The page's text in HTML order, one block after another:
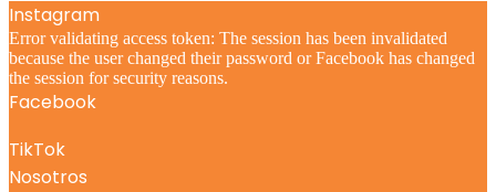
Instagram
Error validating access token: The session has been invalidated
because the user changed their password or Facebook has changed
the session for security reasons.
Facebook
TikTok
Nosotros